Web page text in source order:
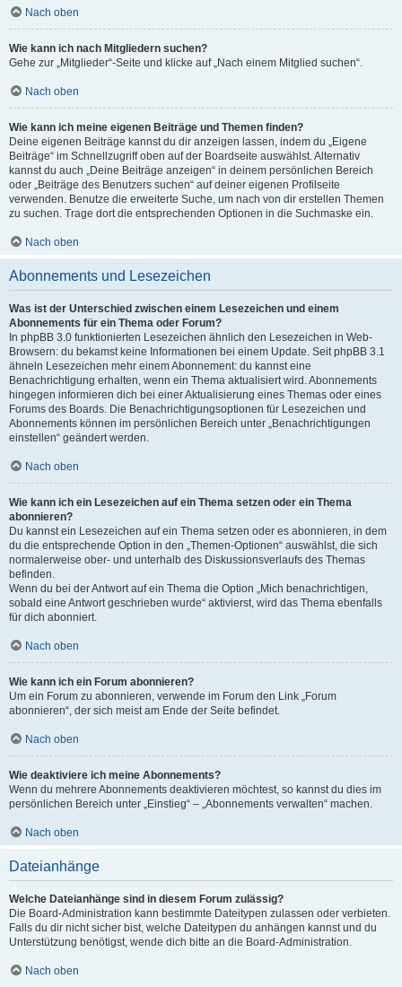
Nach oben
Wie kann ich nach Mitgliedern suchen?
Gehe zur „Mitglieder“-Seite und klicke auf „Nach einem Mitglied suchen“.
Nach oben
Wie kann ich meine eigenen Beiträge und Themen finden?
Deine eigenen Beiträge kannst du dir anzeigen lassen, indem du „Eigene
Beiträge“ im Schnellzugriff oben auf der Boardseite auswählst. Alternativ
kannst du auch „Deine Beiträge anzeigen“ in deinem persönlichen Bereich
oder „Beiträge des Benutzers suchen“ auf deiner eigenen Profilseite
verwenden. Benutze die erweiterte Suche, um nach von dir erstellen Themen
zu suchen. Trage dort die entsprechenden Optionen in die Suchmaske ein.
Nach oben
Abonnements und Lesezeichen
Was ist der Unterschied zwischen einem Lesezeichen und einem
Abonnements für ein Thema oder Forum?
In phpBB 3.0 funktionierten Lesezeichen ähnlich den Lesezeichen in Web-
Browsern: du bekamst keine Informationen bei einem Update. Seit phpBB 3.1
ähneln Lesezeichen mehr einem Abonnement: du kannst eine
Benachrichtigung erhalten, wenn ein Thema aktualisiert wird. Abonnements
hingegen informieren dich bei einer Aktualisierung eines Themas oder eines
Forums des Boards. Die Benachrichtigungsoptionen für Lesezeichen und
Abonnements können im persönlichen Bereich unter „Benachrichtigungen
einstellen“ geändert werden.
Nach oben
Wie kann ich ein Lesezeichen auf ein Thema setzen oder ein Thema
abonnieren?
Du kannst ein Lesezeichen auf ein Thema setzen oder es abonnieren, in dem
du die entsprechende Option in den „Themen-Optionen“ auswählst, die sich
normalerweise ober- und unterhalb des Diskussionsverlaufs des Themas
befinden.
Wenn du bei der Antwort auf ein Thema die Option „Mich benachrichtigen,
sobald eine Antwort geschrieben wurde“ aktivierst, wird das Thema ebenfalls
für dich abonniert.
Nach oben
Wie kann ich ein Forum abonnieren?
Um ein Forum zu abonnieren, verwende im Forum den Link „Forum
abonnieren“, der sich meist am Ende der Seite befindet.
Nach oben
Wie deaktiviere ich meine Abonnements?
Wenn du mehrere Abonnements deaktivieren möchtest, so kannst du dies im
persönlichen Bereich unter „Einstieg“ – „Abonnements verwalten“ machen.
Nach oben
Dateianhänge
Welche Dateianhänge sind in diesem Forum zulässig?
Die Board-Administration kann bestimmte Dateitypen zulassen oder verbieten.
Falls du dir nicht sicher bist, welche Dateitypen du anhängen kannst und du
Unterstützung benötigst, wende dich bitte an die Board-Administration.
Nach oben